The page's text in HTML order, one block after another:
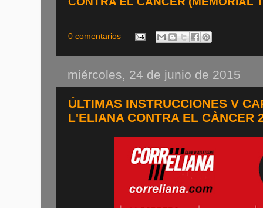
0 comentarios
miércoles, 24 de junio de 2015
ÚLTIMAS INSTRUCCIONES V
L'ELIANA CONTRA EL CÀNCER